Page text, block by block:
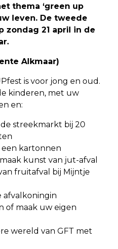
thema ‘green up
leven. De tweede
zondag 21 april in de
Alkmaar)
is voor jong en oud.
kinderen, met uw
en:
streekmarkt bij 20
een kartonnen
kunst van jut-afval
fruitafval bij Mijntje
afvalkoningin
of maak uw eigen
wereld van GFT met